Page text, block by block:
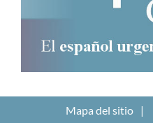
Mapa del sitio